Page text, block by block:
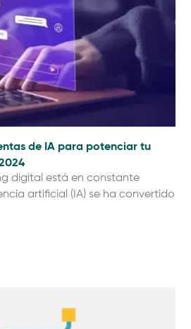
de IA para potenciar tu
digital está en constante
artificial (IA) se ha convertido